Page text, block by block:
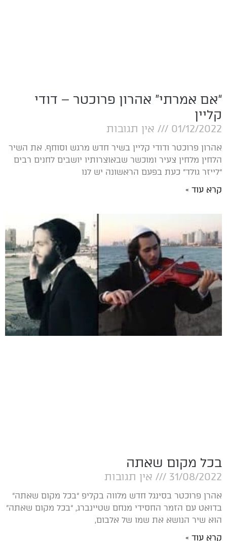
“אם אמרתי” אהרון פרוכטר – דודי
קליין
01/12/2022 אין תגובות
אהרון פרוכטר ודודי קליין בשיר חדש מרגש וסוחף. את השיר
הלחין מלחין צעיר ומוכשר שבאוצרותיו יושבים לחנים רבים
“לייזר גולד” כעת בפעם הראשונה יש לנו
קרא עוד »
בכל מקום שאתה
31/08/2022 אין תגובות
אהרן פרוכטר בסינגל חדש מלווה בקליפ “בכל מקום שאתה”
בדואט עם הזמר החסידי מנחם שטיינברג, “בכל מקום שאתה”
הוא שיר הנושא את שמו של אלבום,
קרא עוד »